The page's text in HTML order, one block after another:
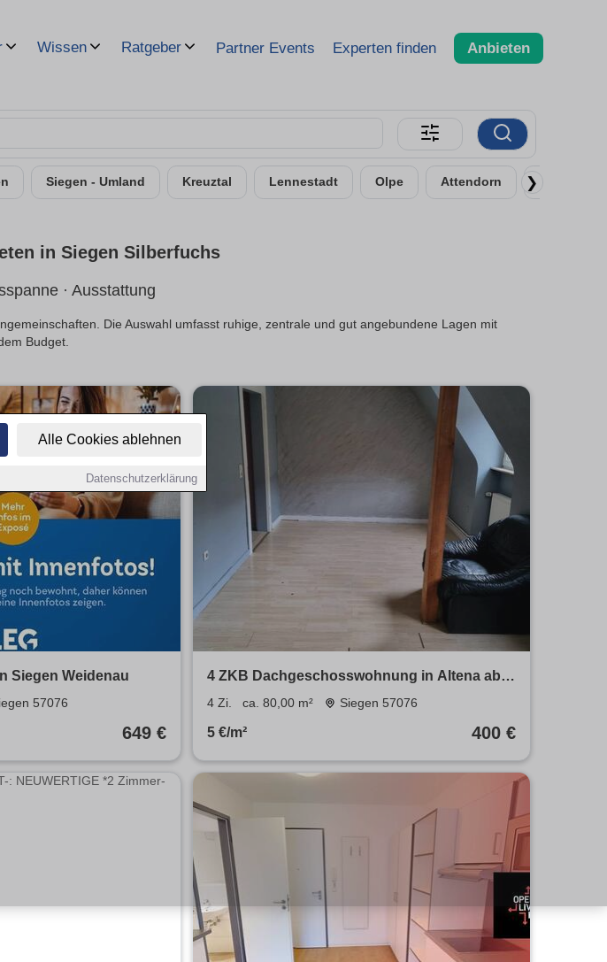
Alle Cookies ablehnen
Datenschutzerklärung
Wissen Ratgeber Partner Events Experten finden Anbieten
Siegen - Umland Kreuztal Lennestadt Olpe Attendorn ❯
in Siegen Silberfuchs
· Ausstattung
Die Auswahl umfasst ruhige, zentrale und gut angebundene Lagen mit
Budget.
Siegen Weidenau
57076
649 €
4 ZKB Dachgeschosswohnung in Altena ab
sofort
4 Zi. ca. 80,00 m² Siegen 57076
5 €/m² 400 €